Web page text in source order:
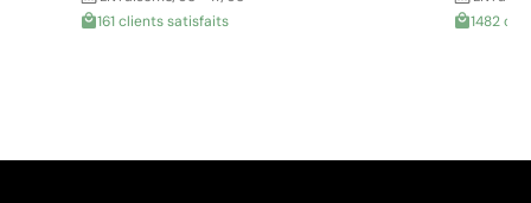
161 clients satisfaits
1482